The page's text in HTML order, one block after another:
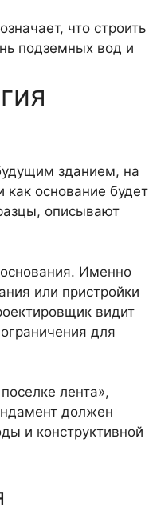
что строить
подземных вод и
зданием, на
как основание будет
описывают
Именно
или пристройки
видит
для
лента»,
должен
и конструктивной